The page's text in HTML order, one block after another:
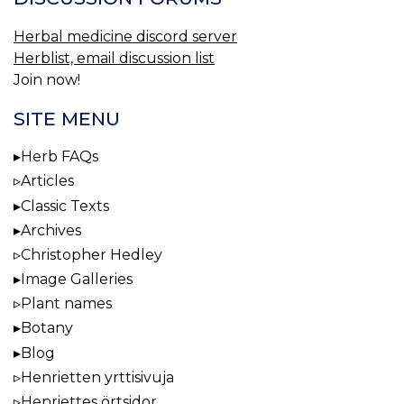
Herbal medicine discord server
Herblist, email discussion list
Join now!
SITE MENU
Herb FAQs
Articles
Classic Texts
Archives
Christopher Hedley
Image Galleries
Plant names
Botany
Blog
Henrietten yrttisivuja